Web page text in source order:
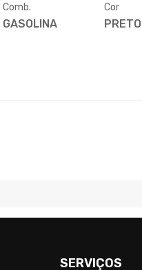
Comb.
GASOLINA
Cor
PRETO
SERVIÇOS